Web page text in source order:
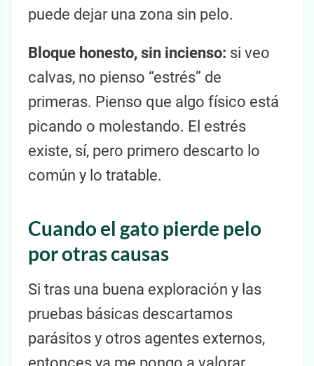
puede dejar una zona sin pelo.
Bloque honesto, sin incienso: si veo
calvas, no pienso “estrés” de
primeras. Pienso que algo físico está
picando o molestando. El estrés
existe, sí, pero primero descarto lo
común y lo tratable.
Cuando el gato pierde pelo
por otras causas
Si tras una buena exploración y las
pruebas básicas descartamos
parásitos y otros agentes externos,